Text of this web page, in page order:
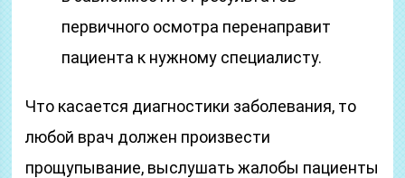
первичного осмотра перенаправит
пациента к нужному специалисту.
Что касается диагностики заболевания, то
любой врач должен произвести
прощупывание, выслушать жалобы пациенты